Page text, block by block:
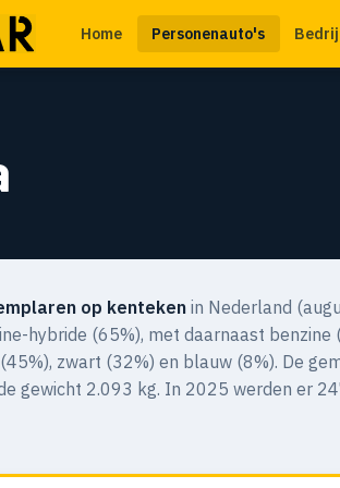
Home Personenauto's
op kenteken in Nederland
hybride (65%), met daarnaast benzine
zwart (32%) en blauw (8%). De
gewicht 2.093 kg. In 2025 werden er